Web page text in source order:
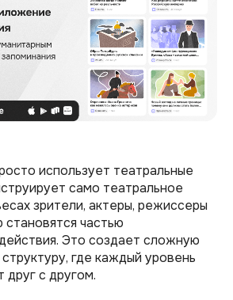
использует театральные
само театральное
зрители, актеры, режиссеры
частью
Это создает сложную
где каждый уровень
друг с другом.